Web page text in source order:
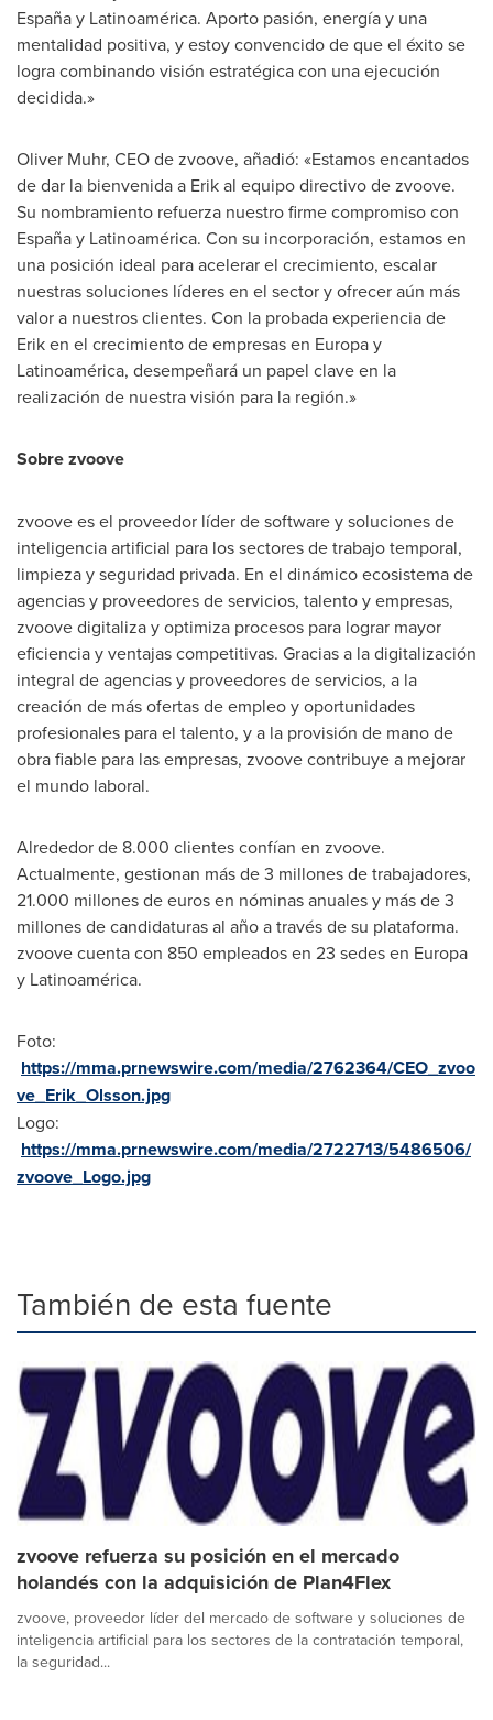
España y Latinoamérica. Aporto pasión, energía y una
mentalidad positiva, y estoy convencido de que el éxito se
logra combinando visión estratégica con una ejecución
decidida.»
Oliver Muhr, CEO de zvoove, añadió: «Estamos encantados
de dar la bienvenida a Erik al equipo directivo de zvoove.
Su nombramiento refuerza nuestro firme compromiso con
España y Latinoamérica. Con su incorporación, estamos en
una posición ideal para acelerar el crecimiento, escalar
nuestras soluciones líderes en el sector y ofrecer aún más
valor a nuestros clientes. Con la probada experiencia de
Erik en el crecimiento de empresas en Europa y
Latinoamérica, desempeñará un papel clave en la
realización de nuestra visión para la región.»
Sobre zvoove
zvoove es el proveedor líder de software y soluciones de
inteligencia artificial para los sectores de trabajo temporal,
limpieza y seguridad privada. En el dinámico ecosistema de
agencias y proveedores de servicios, talento y empresas,
zvoove digitaliza y optimiza procesos para lograr mayor
eficiencia y ventajas competitivas. Gracias a la digitalización
integral de agencias y proveedores de servicios, a la
creación de más ofertas de empleo y oportunidades
profesionales para el talento, y a la provisión de mano de
obra fiable para las empresas, zvoove contribuye a mejorar
el mundo laboral.
Alrededor de 8.000 clientes confían en zvoove.
Actualmente, gestionan más de 3 millones de trabajadores,
21.000 millones de euros en nóminas anuales y más de 3
millones de candidaturas al año a través de su plataforma.
zvoove cuenta con 850 empleados en 23 sedes en Europa
y Latinoamérica.
Foto:
https://mma.prnewswire.com/media/2762364/CEO_zvoo
ve_Erik_Olsson.jpg
Logo:
https://mma.prnewswire.com/media/2722713/5486506/
zvoove_Logo.jpg
También de esta fuente
zvoove refuerza su posición en el mercado
holandés con la adquisición de Plan4Flex
zvoove, proveedor líder del mercado de software y soluciones de
inteligencia artificial para los sectores de la contratación temporal,
la seguridad...